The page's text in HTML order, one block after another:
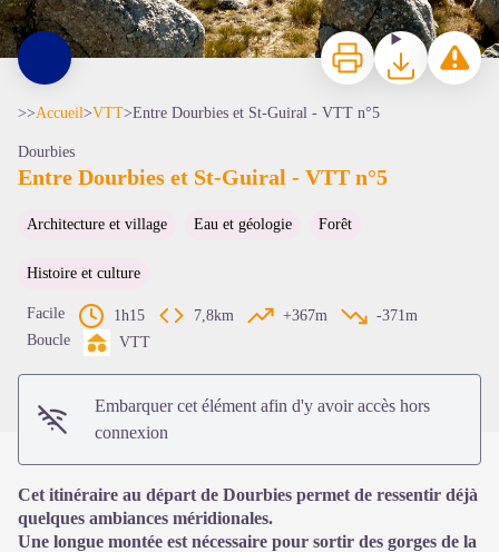
ImprimerTéléchargerSignaler
>>Accueil>VTT>Entre Dourbies et St-Guiral - VTT n°5
Dourbies
Entre Dourbies et St-Guiral - VTT n°5
Architecture et village Eau et géologie Forêt
Histoire et culture
Facile 1h15 7,8km +367m
-371m
Boucle
VTT
Embarquer cet élément afin d'y avoir accès hors
connexion
Cet itinéraire au départ de Dourbies permet de ressentir déjà
quelques ambiances méridionales.
Une longue montée est nécessaire pour sortir des gorges de la